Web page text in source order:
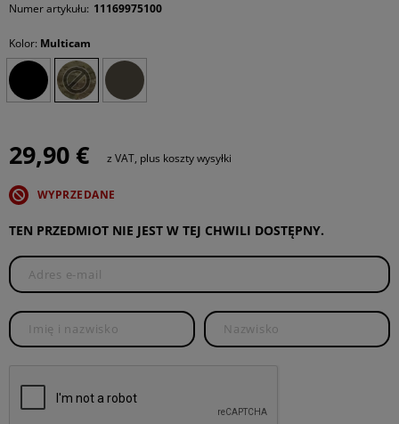
Numer artykułu: 11169975100
Kolor: Multicam
29,90 € z VAT, plus koszty wysyłki
WYPRZEDANE
TEN PRZEDMIOT NIE JEST W TEJ CHWILI DOSTĘPNY.